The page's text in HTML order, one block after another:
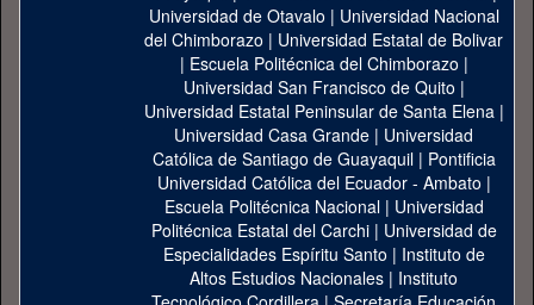
Universidad de Otavalo | Universidad Nacional
del Chimborazo | Universidad Estatal de Bolivar
| Escuela Politécnica del Chimborazo |
Universidad San Francisco de Quito |
Universidad Estatal Peninsular de Santa Elena|
Universidad Casa Grande | Universidad
Católica de Santiago de Guayaquil| Pontificia
Universidad Católica del Ecuador - Ambato |
Escuela Politécnica Nacional| Universidad
Politécnica Estatal del Carchi| Universidad de
Especialidades Espíritu Santo | Instituto de
Altos Estudios Nacionales | Instituto